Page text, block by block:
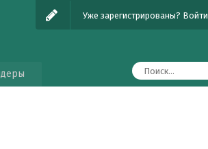
Уже зарегистрированы? Войти